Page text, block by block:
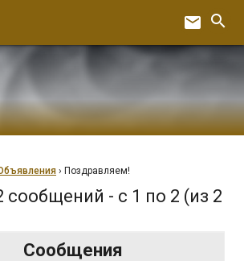
email search
› Поздравляем!
- с 1 по 2 (из 2
Сообщения